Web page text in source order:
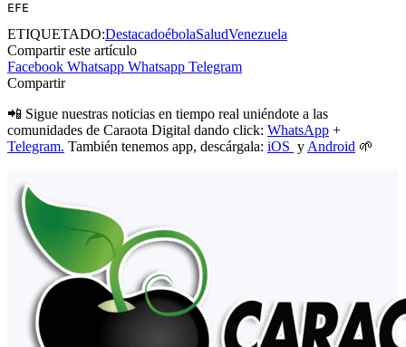
EFE
ETIQUETADO:DestacadoébolaSaludVenezuela
Compartir este artículo
Facebook Whatsapp Whatsapp Telegram
Compartir
📲 Sigue nuestras noticias en tiempo real uniéndote a las
comunidades de Caraota Digital dando click: WhatsApp +
Telegram. También tenemos app, descárgala: iOS yAndroid 🌱